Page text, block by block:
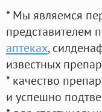
* Мы являемся
представителем
аптеках,
известных
* качество
и успешно